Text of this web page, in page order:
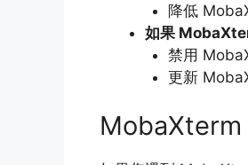
降低
如果
禁用
更新
MobaXterm